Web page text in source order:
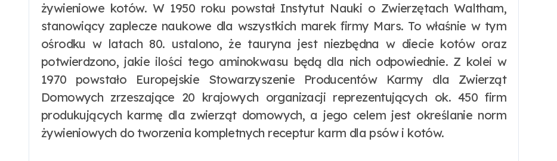
żywieniowe kotów. W 1950 roku powstał Instytut Nauki o Zwierzętach Waltham,
stanowiący zaplecze naukowe dla wszystkich marek firmy Mars. To właśnie w tym
ośrodku w latach 80. ustalono, że tauryna jest niezbędna w diecie kotów oraz
potwierdzono, jakie ilości tego aminokwasu będą dla nich odpowiednie. Z kolei w
1970 powstało Europejskie Stowarzyszenie Producentów Karmy dla Zwierząt
Domowych zrzeszające 20 krajowych organizacji reprezentujących ok. 450 firm
produkujących karmę dla zwierząt domowych, a jego celem jest określanie norm
żywieniowych do tworzenia kompletnych receptur karm dla psów i kotów.